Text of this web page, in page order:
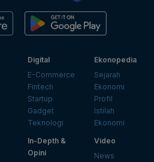
Digital
E-Commerce
Fintech
Startup
Gadget
Teknologi
Ekonopedia
Sejarah
Ekonomi
Profil
Istilah
Ekonomi
In-Depth &
Opini
Video
News